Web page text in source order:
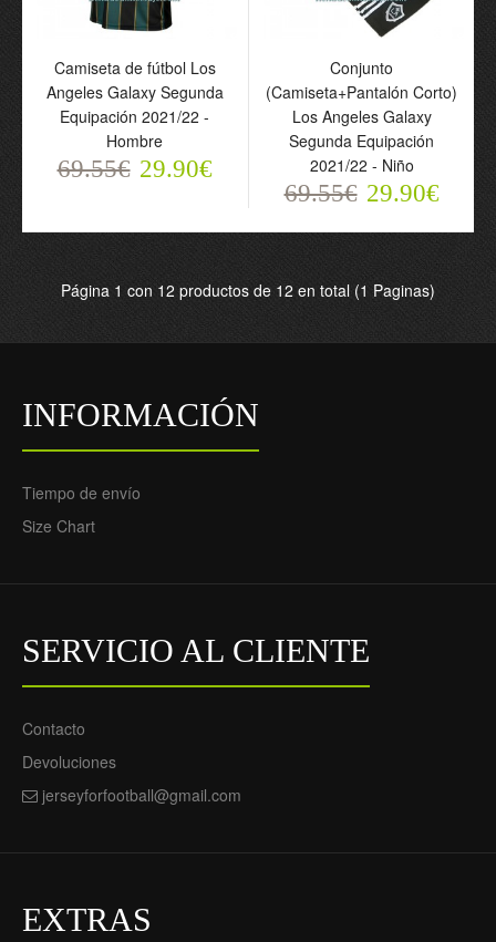
Camiseta de fútbol Los
Angeles Galaxy Segunda
Equipación 2021/22 -
Hombre
69.55€ 29.90€
(Camiseta+Pantalón
Corto) Los Angeles
69.55€ 29.90€
Camiseta de fútbol Los
Angeles Galaxy Segunda
Equipación 2021/22 -
Hombre
69.55€ 29.90€
Conjunto
(Camiseta+Pantalón Corto)
Los Angeles Galaxy
Segunda Equipación
2021/22 - Niño
69.55€ 29.90€
Página 1 con 12 productos de 12 en total (1 Paginas)
INFORMACIÓN
Tiempo de envío
Size Chart
SERVICIO AL CLIENTE
Contacto
Devoluciones
jerseyforfootball@gmail.com
EXTRAS